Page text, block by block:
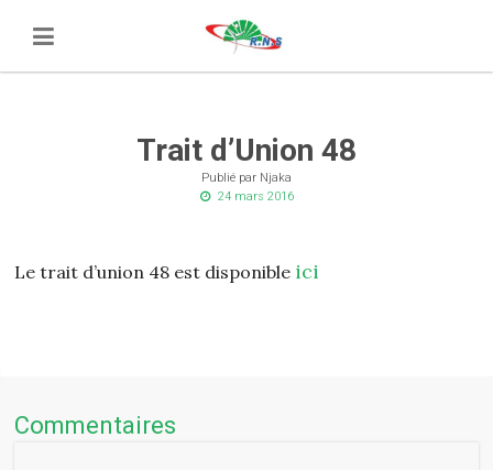
Trait d’Union 48
Publié par Njaka
24 mars 2016
Le trait d’union 48 est disponible ici
Commentaires